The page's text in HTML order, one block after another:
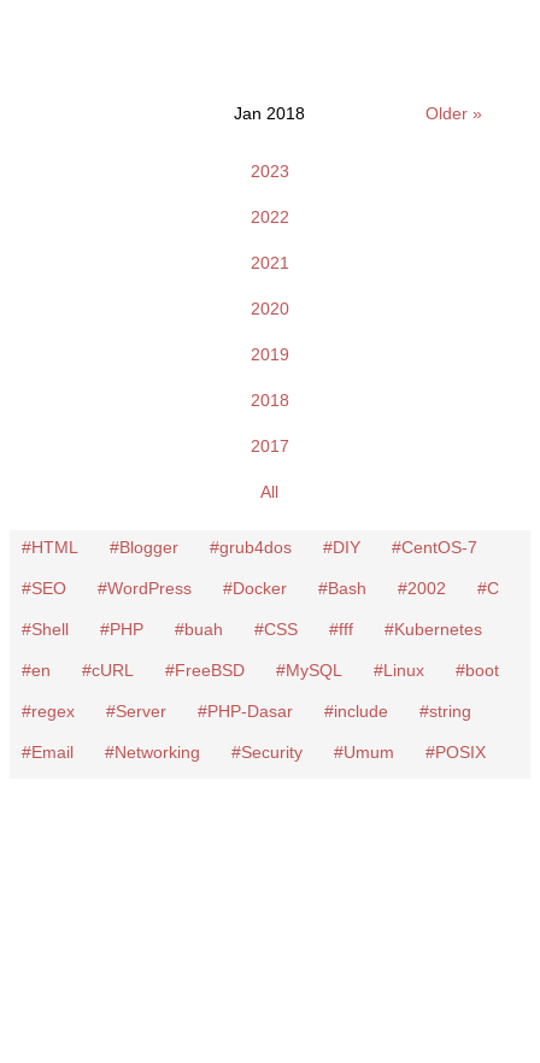
Jan 2018 Older »
2023
2022
2021
2020
2019
2018
2017
All
HTML Blogger grub4dos DIY CentOS-7
SEO WordPress Docker Bash 2002 C
Shell PHP buah CSS fff Kubernetes
en cURL FreeBSD MySQL Linux boot
regex Server PHP-Dasar include string
Email Networking Security Umum POSIX